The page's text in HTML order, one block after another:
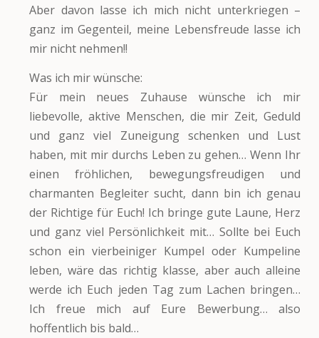
Aber davon lasse ich mich nicht unterkriegen –
ganz im Gegenteil, meine Lebensfreude lasse ich
mir nicht nehmen!!
Was ich mir wünsche:
Für mein neues Zuhause wünsche ich mir
liebevolle, aktive Menschen, die mir Zeit, Geduld
und ganz viel Zuneigung schenken und Lust
haben, mit mir durchs Leben zu gehen… Wenn Ihr
einen fröhlichen, bewegungsfreudigen und
charmanten Begleiter sucht, dann bin ich genau
der Richtige für Euch! Ich bringe gute Laune, Herz
und ganz viel Persönlichkeit mit… Sollte bei Euch
schon ein vierbeiniger Kumpel oder Kumpeline
leben, wäre das richtig klasse, aber auch alleine
werde ich Euch jeden Tag zum Lachen bringen…
Ich freue mich auf Eure Bewerbung… also
hoffentlich bis bald…